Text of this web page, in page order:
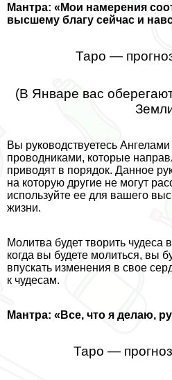
Мантра: «Мои намерения
высшему благу сейчас и
Таро —
(В Январе вас
Вы руководствуетесь
проводниками, которые
приводят в порядок. Данное
на которую другие не могут
используйте ее для вашего
жизни.
Молитва будет творить чудеса
когда вы будете молиться, вы
впускать изменения в свое
к чудесам.
Мантра: «Все, что я делаю,
Таро —